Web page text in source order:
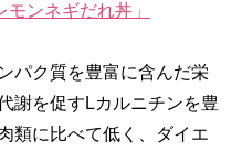
ンネギだれ丼」
パク質を豊富に含んだ栄
謝を促すLカルニチンを豊
類に比べて低く、ダイエ